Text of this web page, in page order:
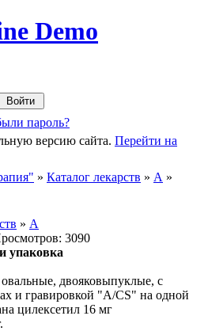
Demo
пароль?
версию сайта. Перейти на
» Каталог лекарств » А »
» А
3090
упаковка
двояковыпуклые, с
и гравировкой "A/CS" на одной
цилексетил 16 мг